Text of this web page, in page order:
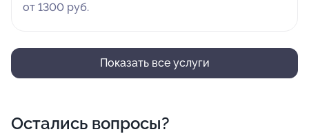
от 1300 руб.
Показать все услуги
Остались вопросы?